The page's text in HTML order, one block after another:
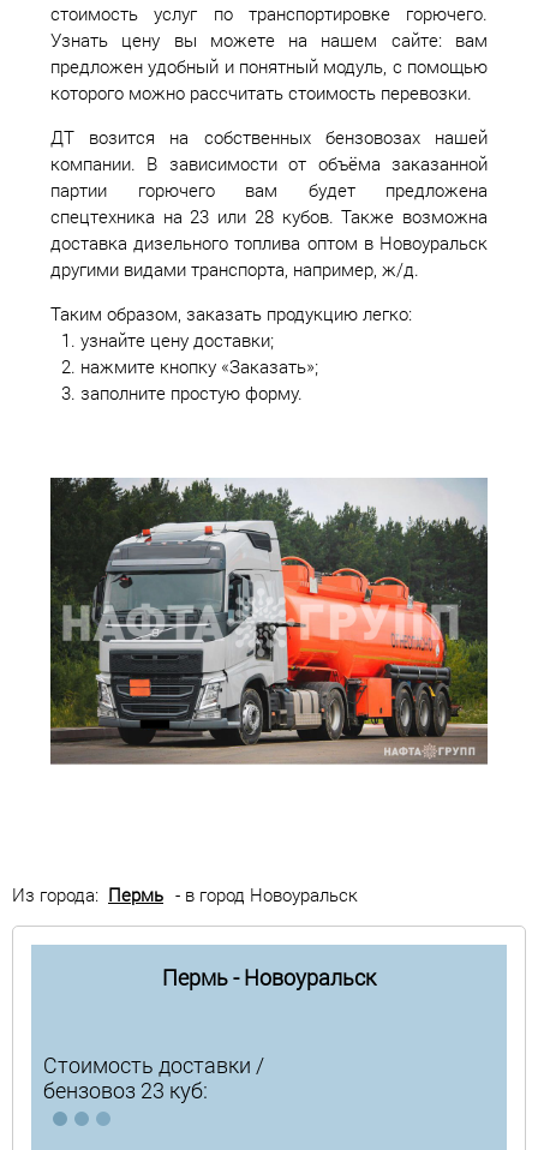
стоимость услуг по транспортировке горючего.
Узнать цену вы можете на нашем сайте: вам
предложен удобный и понятный модуль, с помощью
которого можно рассчитать стоимость перевозки.
ДТ возится на собственных бензовозах нашей
компании. В зависимости от объёма заказанной
партии горючего вам будет предложена
спецтехника на 23 или 28 кубов. Также возможна
доставка дизельного топлива оптом в Новоуральск
другими видами транспорта, например, ж/д.
Таким образом, заказать продукцию легко:
узнайте цену доставки;
нажмите кнопку «Заказать»;
заполните простую форму.
Из города: Пермь - в город Новоуральск
Пермь - Новоуральск
Стоимость доставки /
бензовоз 23 куб: